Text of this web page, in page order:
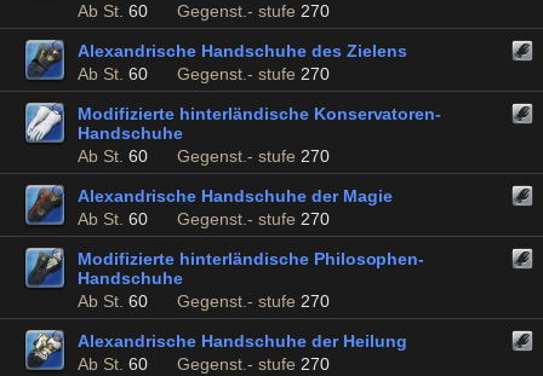
Ab St. 60 Gegenst.- stufe 270
Alexandrische Handschuhe des Zielens
Ab St. 60 Gegenst.- stufe 270
Modifizierte hinterländische Konservatoren-
Handschuhe
Ab St. 60 Gegenst.- stufe 270
Alexandrische Handschuhe der Magie
Ab St. 60 Gegenst.- stufe 270
Modifizierte hinterländische Philosophen-
Handschuhe
Ab St. 60 Gegenst.- stufe 270
Alexandrische Handschuhe der Heilung
Ab St. 60 Gegenst.- stufe 270